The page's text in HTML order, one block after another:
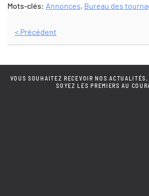
Mots-clés: Annonces, Bureau des
< Précédent
VOUS SOUHAITEZ RECEVOIR NOS
SOYEZ LES PREMIERS AU